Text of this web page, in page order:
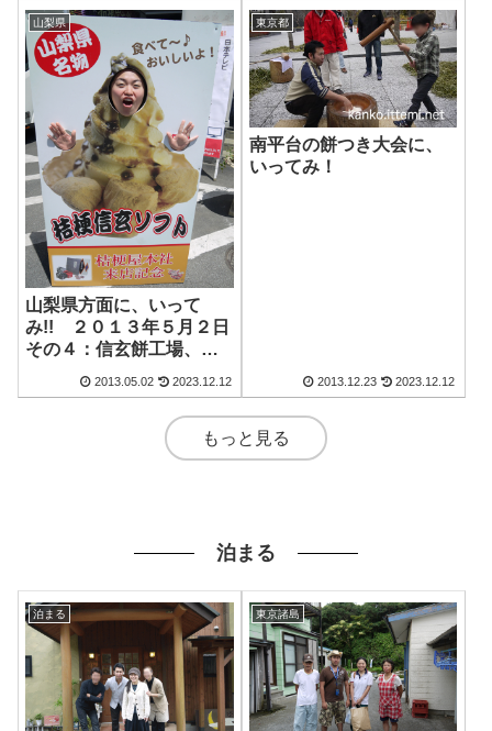
山梨県
山梨県方面に、いって
み!! ２０１３年５月２日
その４：信玄餅工場、浅
2013.05.02 2023.12.12
東京都
南平台の餅つき大会に、
いってみ！
2013.12.23 2023.12.12
もっと見る
泊まる
泊まる 東京諸島